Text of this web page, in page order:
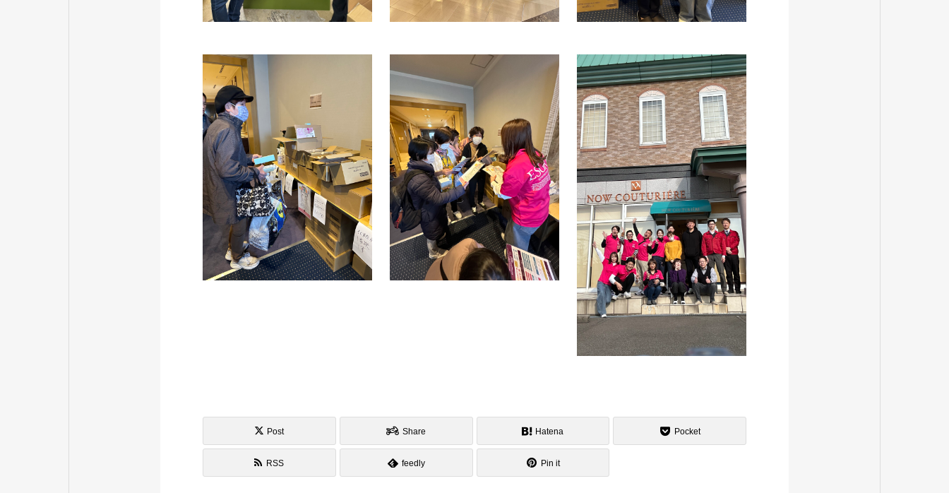
Post Share Hatena Pocket
RSS feedly Pin it